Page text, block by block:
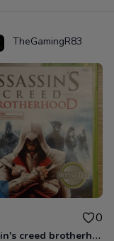
TheGamingR83
0
Assassin's creed brotherhood édition Special Xbox 360 classics